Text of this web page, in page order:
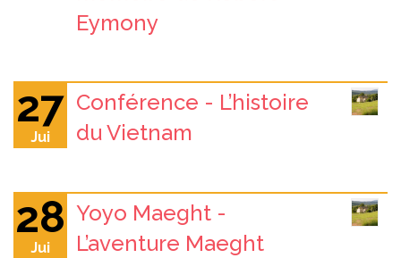
Eymony
27
Jui
Conférence - L’histoire
du Vietnam
28
Jui
Yoyo Maeght -
L’aventure Maeght